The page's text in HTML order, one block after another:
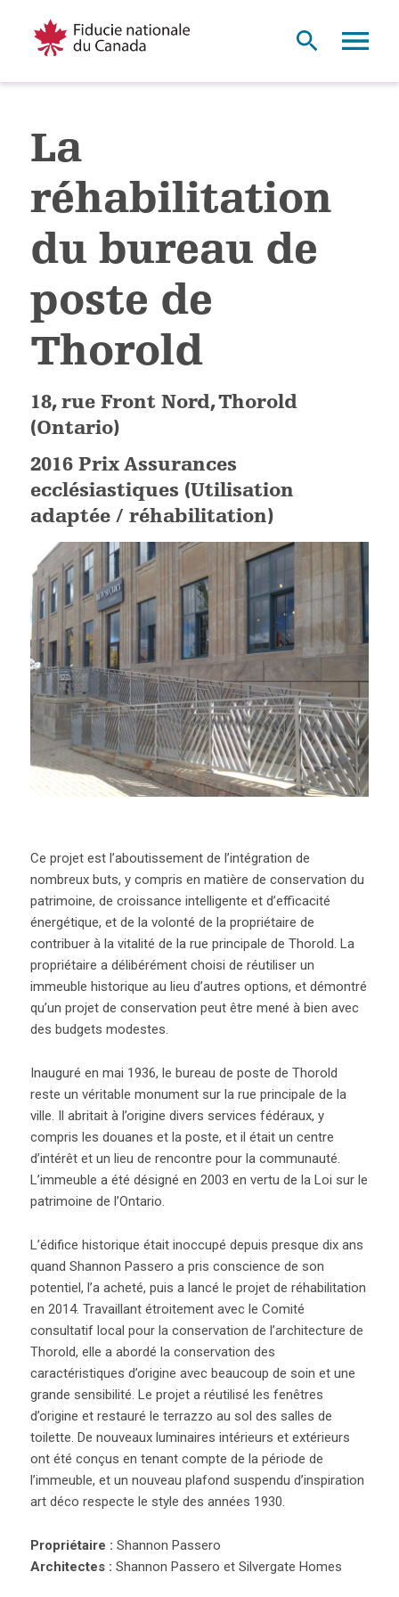
La
réhabilitation
du bureau de
poste de
Thorold
18, rue Front Nord, Thorold
(Ontario)
2016 Prix Assurances
ecclésiastiques (Utilisation
adaptée / réhabilitation)
Ce projet est l’aboutissement de l’intégration de
nombreux buts, y compris en matière de conservation du
patrimoine, de croissance intelligente et d’efficacité
énergétique, et de la volonté de la propriétaire de
contribuer à la vitalité de la rue principale de Thorold. La
propriétaire a délibérément choisi de réutiliser un
immeuble historique au lieu d’autres options, et démontré
qu’un projet de conservation peut être mené à bien avec
des budgets modestes.
Inauguré en mai 1936, le bureau de poste de Thorold
reste un véritable monument sur la rue principale de la
ville. Il abritait à l’origine divers services fédéraux, y
compris les douanes et la poste, et il était un centre
d’intérêt et un lieu de rencontre pour la communauté.
L’immeuble a été désigné en 2003 en vertu de la Loi sur le
patrimoine de l’Ontario.
L’édifice historique était inoccupé depuis presque dix ans
quand Shannon Passero a pris conscience de son
potentiel, l’a acheté, puis a lancé le projet de réhabilitation
en 2014. Travaillant étroitement avec le Comité
consultatif local pour la conservation de l’architecture de
Thorold, elle a abordé la conservation des
caractéristiques d’origine avec beaucoup de soin et une
grande sensibilité. Le projet a réutilisé les fenêtres
d’origine et restauré le terrazzo au sol des salles de
toilette. De nouveaux luminaires intérieurs et extérieurs
ont été conçus en tenant compte de la période de
l’immeuble, et un nouveau plafond suspendu d’inspiration
art déco respecte le style des années 1930.
Propriétaire : Shannon Passero
Architectes : Shannon Passero et Silvergate Homes